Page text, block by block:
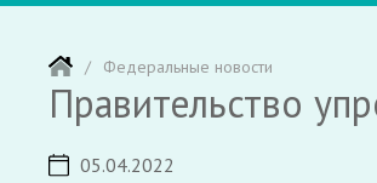
Федеральные новости
Правительство
05.04.2022